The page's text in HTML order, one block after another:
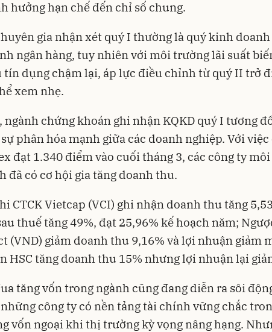
hưởng hạn chế đến chỉ số chung.
gia nhận xét quý I thường là quý kinh
ngân hàng, tuy nhiên với môi trường lãi suất
tín dụng chậm lại, áp lực điều chỉnh từ quý II trở
xem nhẹ.
ngành chứng khoán ghi nhận KQKD quý I tương
phân hóa mạnh giữa các doanh nghiệp. Với việc
đạt 1.340 điểm vào cuối tháng 3, các công ty
đã có cơ hội gia tăng doanh thu.
CTCK Vietcap (VCI) ghi nhận doanh thu tăng
thuế tăng 49%, đạt 25,96% kế hoạch năm;
(VND) giảm doanh thu 9,16% và lợi nhuận giảm
HSC tăng doanh thu 15% nhưng lợi nhuận lại
tăng vốn trong ngành cũng đang diễn ra sôi
công ty có nền tảng tài chính vững chắc
vốn ngoại khi thị trường kỳ vọng nâng hạng.